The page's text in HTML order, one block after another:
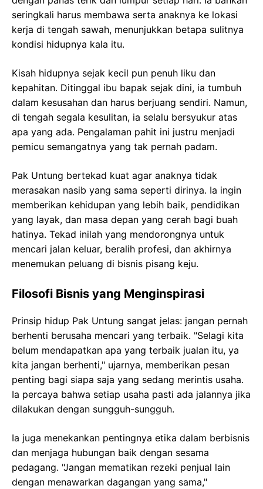
seringkali harus membawa serta anaknya ke lokasi
kerja di tengah sawah, menunjukkan betapa sulitnya
kondisi hidupnya kala itu.
Kisah hidupnya sejak kecil pun penuh liku dan
kepahitan. Ditinggal ibu bapak sejak dini, ia tumbuh
dalam kesusahan dan harus berjuang sendiri. Namun,
di tengah segala kesulitan, ia selalu bersyukur atas
apa yang ada. Pengalaman pahit ini justru menjadi
pemicu semangatnya yang tak pernah padam.
Pak Untung bertekad kuat agar anaknya tidak
merasakan nasib yang sama seperti dirinya. Ia ingin
memberikan kehidupan yang lebih baik, pendidikan
yang layak, dan masa depan yang cerah bagi buah
hatinya. Tekad inilah yang mendorongnya untuk
mencari jalan keluar, beralih profesi, dan akhirnya
menemukan peluang di bisnis pisang keju.
Filosofi Bisnis yang Menginspirasi
Prinsip hidup Pak Untung sangat jelas: jangan pernah
berhenti berusaha mencari yang terbaik. "Selagi kita
belum mendapatkan apa yang terbaik jualan itu, ya
kita jangan berhenti," ujarnya, memberikan pesan
penting bagi siapa saja yang sedang merintis usaha.
Ia percaya bahwa setiap usaha pasti ada jalannya jika
dilakukan dengan sungguh-sungguh.
Ia juga menekankan pentingnya etika dalam berbisnis
dan menjaga hubungan baik dengan sesama
pedagang. "Jangan mematikan rezeki penjual lain
dengan menawarkan dagangan yang sama,"